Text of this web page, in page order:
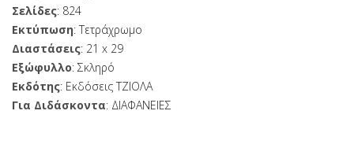
Σελίδες: 824
Εκτύπωση: Τετράχρωμο
Διαστάσεις: 21 x 29
Εξώφυλλο: Σκληρό
Εκδότης: Εκδόσεις ΤΖΙΟΛΑ
Για Διδάσκοντα: ΔΙΑΦΑΝΕΙΕΣ